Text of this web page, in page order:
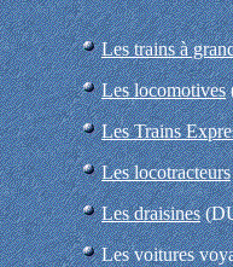
Les trains à
Les locomotives
Les Trains
Les locotracteurs
Les draisines
Les voitures